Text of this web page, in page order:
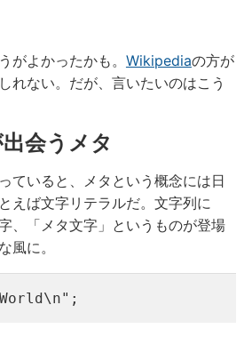
がよかったかも。 Wikipediaの方が
れない。だが、言いたいのはこう
会うメタ
ていると、メタという概念には日
えば文字リテラルだ。文字列に
、「メタ文字」というものが登場
風に。